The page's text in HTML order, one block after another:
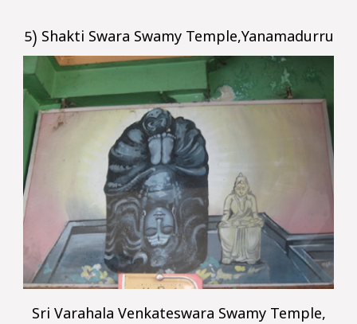
5) Shakti Swara Swamy Temple,Yanamadurru
Sri Varahala Venkateswara Swamy Temple,